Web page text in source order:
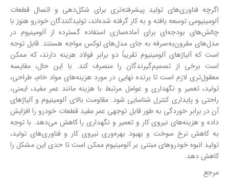
اگرچه فناوری‌های تولید پیشرفته‌تری برای شکل‌دهی و اتصال قطعات
آلومینیومی توسعه یافته و به کار گرفته شده‌اند، تولیدکنندگان خودرو هنوز با
چالش‌های بودجه‌ای برای آماده‌سازی استفاده گسترده از آلومینیوم در
مدل‌های مقرون‌به‌صرفه به جای مدل‌های لوکس مواجه هستند. قابل توجه
است که آلیاژهای آلومینیوم تقریباً دو برابر فولاد هزینه دارند، که ممکن
است برخی از تصمیم‌گیرندگان را منصرف کند. با این حال، مقایسه
معقول‌تری لازم است تا برنده نهایی در مورد هزینه‌های مواد خام، طراحی،
تولید، تعمیر و نگهداری و عوامل مرتبط با هزینه مانند عمر مفید، ایمنی،
راحتی و پایداری کنترل شناسایی شود. مقاومت بالای آلومینیوم و آلیاژهای
آن در برابر خوردگی به طور قابل توجهی عمر مفید قطعات خودرو را افزایش
داده و هزینه‌های نیروی کار و تعمیر و نگهداری را کاهش می‌دهد. با توجه
به کاهش نرخ سوخت و بهبود بهره‌وری نیروی کار و فناوری‌های تولید،
تولید انبوه خودروهای مبتنی بر آلومینیوم ممکن است تا حدی این مشکل را
کاهش دهد.
مرجع